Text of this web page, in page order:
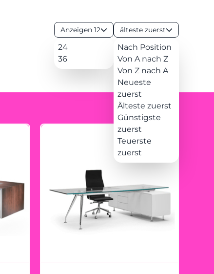
Königswinter-
Ittenbach
Anzeigen 12
24
36
älteste zuerst
Nach Position
Von A nach Z
Von Z nach A
Neueste
zuerst
Älteste zuerst
Günstigste
zuerst
Teuerste
zuerst